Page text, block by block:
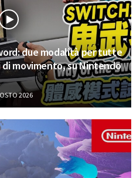
due modalità per tutte
movimento, su Nintendo
2026